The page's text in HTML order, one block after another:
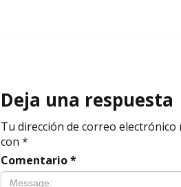
Deja una respuesta
Tu dirección de correo electrónico
con *
Comentario*